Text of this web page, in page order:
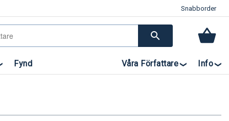
Snabborder
search
Fynd Våra Författare Info